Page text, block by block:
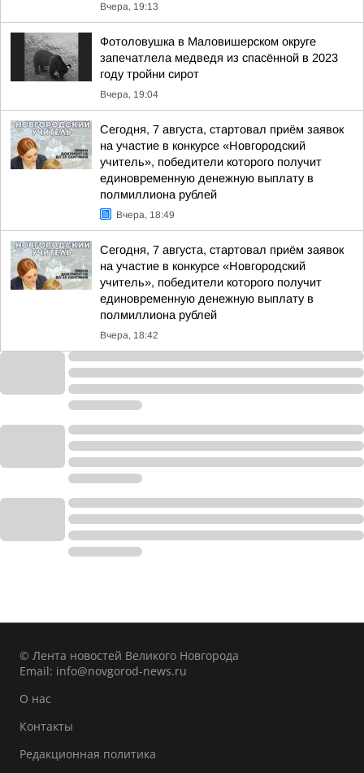
Вчера, 19:13
Фотоловушка в Маловишерском округе
запечатлела медведя из спасённой в 2023
году тройни сирот
Вчера, 19:04
Сегодня, 7 августа, стартовал приём заявок
на участие в конкурсе «Новгородский
учитель», победители которого получит
единовременную денежную выплату в
полмиллиона рублей
Вчера, 18:49
Сегодня, 7 августа, стартовал приём заявок
на участие в конкурсе «Новгородский
учитель», победители которого получит
единовременную денежную выплату в
полмиллиона рублей
Вчера, 18:42
© Лента новостей Великого Новгорода
Email: info@novgorod-news.ru
О нас
Контакты
Редакционная политика